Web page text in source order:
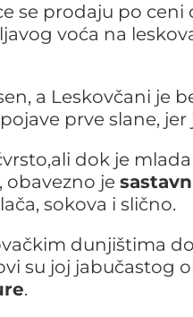
se prodaju po ceni
voća na
a Leskovčani je
prve slane, jer
dok je
obavezno je
sokova i slično.
dunjištima
su joj jabučastog
.